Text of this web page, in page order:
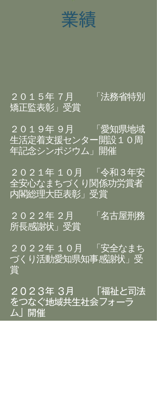
業績
２０１５年 ７月 「法務省特別
矯正監表彰」受賞
２０１９年 ９月 「愛知県地域
生活定着支援センター開設１０周
年記念シンポジウム」開催
２０２１年 １０月 「令和３年安
全安心なまちづくり関係功労賞者
内閣総理大臣表彰」受賞
２０２２年 ２月 「名古屋刑務
所長感謝状」受賞
​２０２２年 １０月 「安全なまち
づくり活動愛知県知事感謝状」受
賞
２０２３年 ３月 「福祉と司法
をつなぐ地域共生社会フォーラ
ム」開催